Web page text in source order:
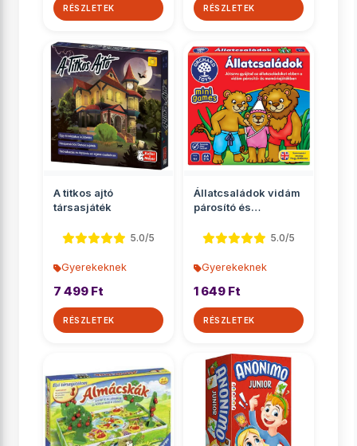
RÉSZLETEK RÉSZLETEK
A titkos ajtó
társasjáték
5.0/5
Gyerekeknek
7 499 Ft
RÉSZLETEK
Állatcsaládok vidám
párosító és
5.0/5
Gyerekeknek
1 649 Ft
RÉSZLETEK